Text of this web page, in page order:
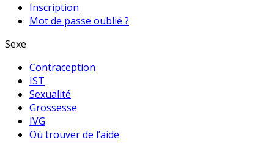
Inscription
Mot de passe oublié ?
Sexe
Contraception
IST
Sexualité
Grossesse
IVG
Où trouver de l’aide